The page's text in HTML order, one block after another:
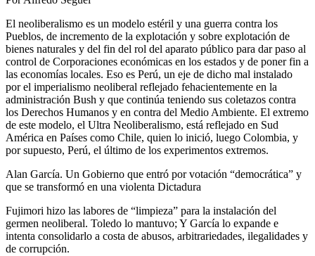
El neoliberalismo es un modelo estéril y una guerra contra los
Pueblos, de incremento de la explotación y sobre explotación de
bienes naturales y del fin del rol del aparato público para dar paso al
control de Corporaciones económicas en los estados y de poner fin a
las economías locales. Eso es Perú, un eje de dicho mal instalado
por el imperialismo neoliberal reflejado fehacientemente en la
administración Bush y que continúa teniendo sus coletazos contra
los Derechos Humanos y en contra del Medio Ambiente. El extremo
de este modelo, el Ultra Neoliberalismo, está reflejado en Sud
América en Países como Chile, quien lo inició, luego Colombia, y
por supuesto, Perú, el último de los experimentos extremos.
Alan García. Un Gobierno que entró por votación “democrática” y
que se transformó en una violenta Dictadura
Fujimori hizo las labores de “limpieza” para la instalación del
germen neoliberal. Toledo lo mantuvo; Y García lo expande e
intenta consolidarlo a costa de abusos, arbitrariedades, ilegalidades y
de corrupción.